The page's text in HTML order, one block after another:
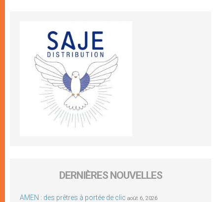
DERNIÈRES NOUVELLES
AMEN : des prêtres à portée de clic août 6, 2026